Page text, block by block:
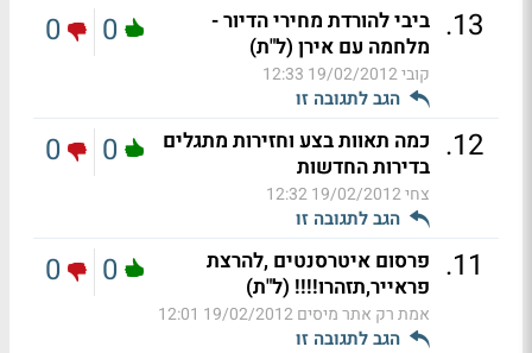
13
. ביבי להורדת מחירי הדיור -
מלחמה עם אירן (ל"ת)
קובי19/02/2012 12:33
הגב לתגובה זו
0
0
12
. כמה תאוות בצע וחזירות מתגלים
בדירות החדשות
צחי19/02/2012 12:32
הגב לתגובה זו
0
0
11
. פרסום איטרסנטים ,להרצת
פראייר,תזהרו!!!! (ל"ת)
אמת רק אתר מיסים19/02/2012 12:01
הגב לתגובה זו
0
0